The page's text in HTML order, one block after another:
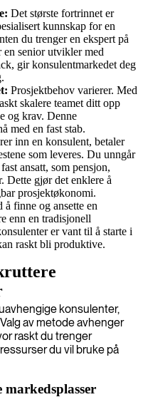
Det største fortrinnet er
kunnskap for en
du trenger en ekspert på
en senior utvikler med
gir konsulentmarkedet deg
Prosjektbehov varierer. Med
skalere teamet ditt opp
og krav. Denne
med en fast stab.
inn en konsulent, betaler
som leveres. Du unngår
ansatt, som pensjon,
Dette gjør det enklere å
prosjektøkonomi.
å finne og ansette en
enn en tradisjonell
er vant til å starte i
raskt bli produktive.
konsulenter,
av metode avhenger
raskt du trenger
du vil bruke på